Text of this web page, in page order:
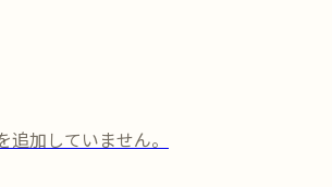
加していません。